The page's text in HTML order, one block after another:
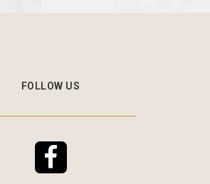
FOLLOW US